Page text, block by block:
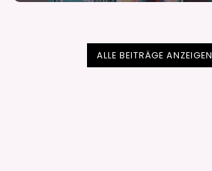
ALLE BEITRÄGE ANZEIGEN